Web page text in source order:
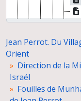
Jean Perrot. Du
Orient
Direction de la
Israël
Fouilles de